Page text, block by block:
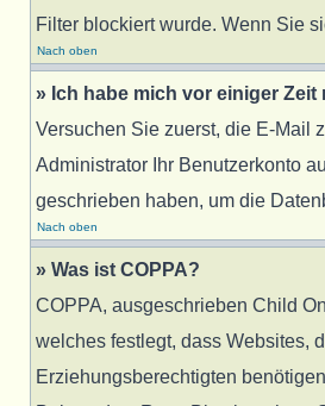
Filter blockiert wurde. Wenn Sie
Nach oben
» Ich habe mich vor einiger
Versuchen Sie zuerst, die E-Mail
Administrator Ihr Benutzerkonto
geschrieben haben, um die
Nach oben
» Was ist COPPA?
COPPA, ausgeschrieben Child
welches festlegt, dass Websites,
Erziehungsberechtigten